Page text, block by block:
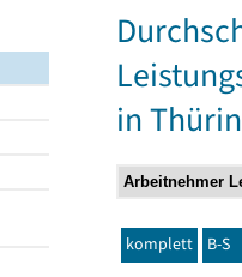
in
komplett B-S